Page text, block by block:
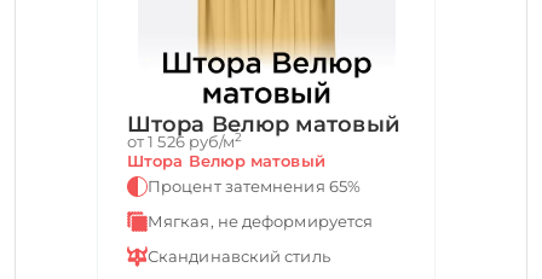
Штора Велюр матовый
от 1 526 руб/м2
Штора Велюр матовый
Процент затемнения 65%
Мягкая, не деформируется
Скандинавский стиль